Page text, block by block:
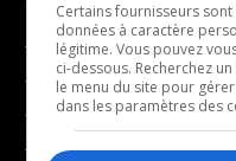
- Affaires municipales
- Communauté / Social
- Culture
- Économie
Certains fournisseurs
données à caractère
légitime. Vous pouvez
ci-dessous. Recherchez
le menu du site pour
dans les paramètres des